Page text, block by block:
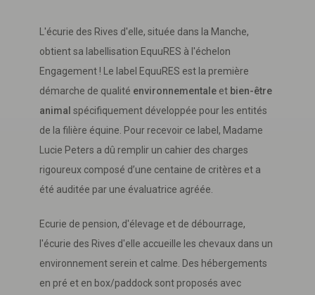
L'écurie des Rives d'elle, située dans la Manche,
obtient sa labellisation EquuRES à l'échelon
Engagement ! Le label EquuRES est la première
démarche de qualité environnementale et bien-être
animal spécifiquement développée pour les entités
de la filière équine. Pour recevoir ce label, Madame
Lucie Peters a dû remplir un cahier des charges
rigoureux composé d’une centaine de critères et a
été auditée par une évaluatrice agréée.
Ecurie de pension, d'élevage et de débourrage,
l'écurie des Rives d'elle accueille les chevaux dans un
environnement serein et calme. Des hébergements
en pré et en box/paddock sont proposés avec